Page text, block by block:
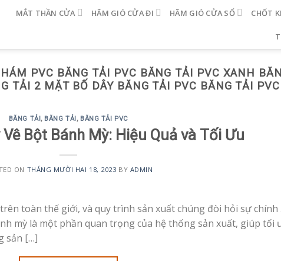
MẮT THẦN CỬA HÃM GIÓ CỬA ĐI HÃM GIÓ CỬA SỔ CHỐT
PVC BĂNG TẢI PVC BĂNG TẢI PVC XANH
TẢI 2 MẶT BỐ DÂY BĂNG TẢI PVC BĂNG TẢI
BĂNG TẢI , BĂNG TẢI , BĂNG TẢI PVC
Bột Bánh Mỳ: Hiệu Quả và Tối Ưu
ON THÁNG MƯỜI HAI 18, 2023 BY ADMIN
toàn thế giới, và quy trình sản xuất chúng đòi hỏi sự chính
mỳ là một phần quan trọng của hệ thống sản xuất, giúp tối
sản […]